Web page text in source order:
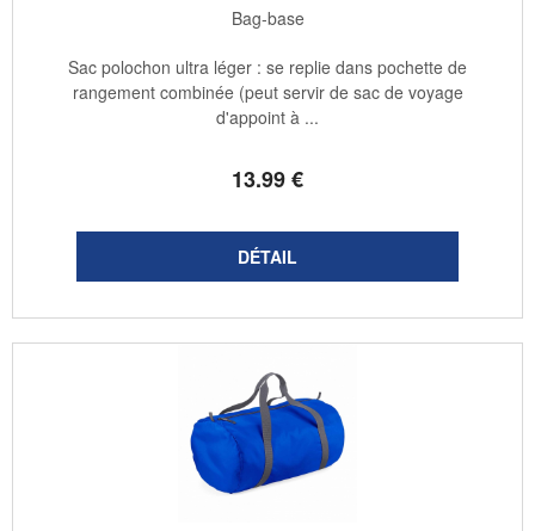
Bag-base
13.99€
Sac polochon ultra léger : se replie dans pochette de
rangement combinée (peut servir de sac de voyage
d'appoint à ...